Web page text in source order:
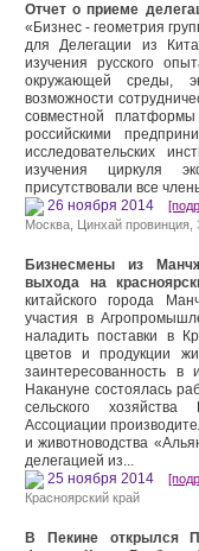
Отчет о приеме
«Бизнес - геометрия
для Делегации из
изучения русского
окружающей среды,
возможности
совместной
российскими
исследовательских
изучения циркуля
присутствовали все
26 ноября 2014
Москва Цинхай провинция
Бизнесмены из
выхода на
китайского города
участия в
наладить поставки в
цветов и продукции
заинтересованность
Накануне состоялась
сельского хозяйства
Ассоциации
и животноводства
делегацией из...
25 ноября 2014
Красноярский край
В Пекине открылся